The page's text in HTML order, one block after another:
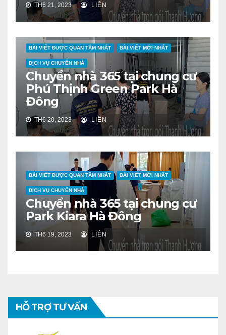
TH6 21, 2023 LIÊN
BÀI VIẾT ĐƯỢC QUAN TÂM NHẤT BÀI VIẾT MỚI NHẤT
DỊCH VỤ CHUYỂN NHÀ
Chuyển nhà 365 tại chung cư
Phú Thịnh Green Park Hà
Đông
TH6 20, 2023 LIÊN
BÀI VIẾT ĐƯỢC QUAN TÂM NHẤT BÀI VIẾT MỚI NHẤT
DỊCH VỤ CHUYỂN NHÀ
Chuyển nhà 365 tại chung cư
Park Kiara Hà Đông
TH6 19, 2023 LIÊN
HỖ TRỢ TƯ VẤN